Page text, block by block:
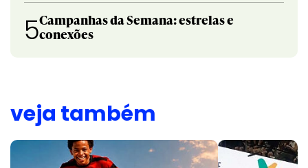
5Campanhas da Semana: estrelas e
conexões
veja também